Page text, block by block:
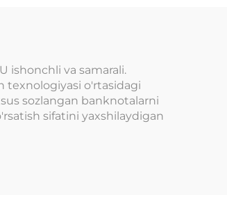
ishonchli va samarali.
texnologiyasi o'rtasidagi
sozlangan banknotalarni
sifatini yaxshilaydigan